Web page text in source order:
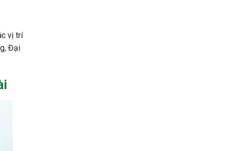
vị trí
Đại